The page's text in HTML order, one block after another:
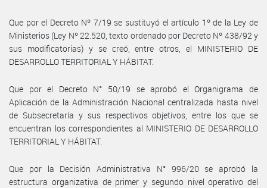
Que por el Decreto Nº 7/19 se sustituyó el artículo 1º de la Ley de
Ministerios (Ley Nº 22.520, texto ordenado por Decreto Nº 438/92 y
sus modificatorias) y se creó, entre otros, el MINISTERIO DE
DESARROLLO TERRITORIAL Y HÁBITAT.
Que por el Decreto N° 50/19 se aprobó el Organigrama de
Aplicación de la Administración Nacional centralizada hasta nivel
de Subsecretaría y sus respectivos objetivos, entre los que se
encuentran los correspondientes al MINISTERIO DE DESARROLLO
TERRITORIAL Y HÁBITAT.
Que por la Decisión Administrativa N° 996/20 se aprobó la
estructura organizativa de primer y segundo nivel operativo del